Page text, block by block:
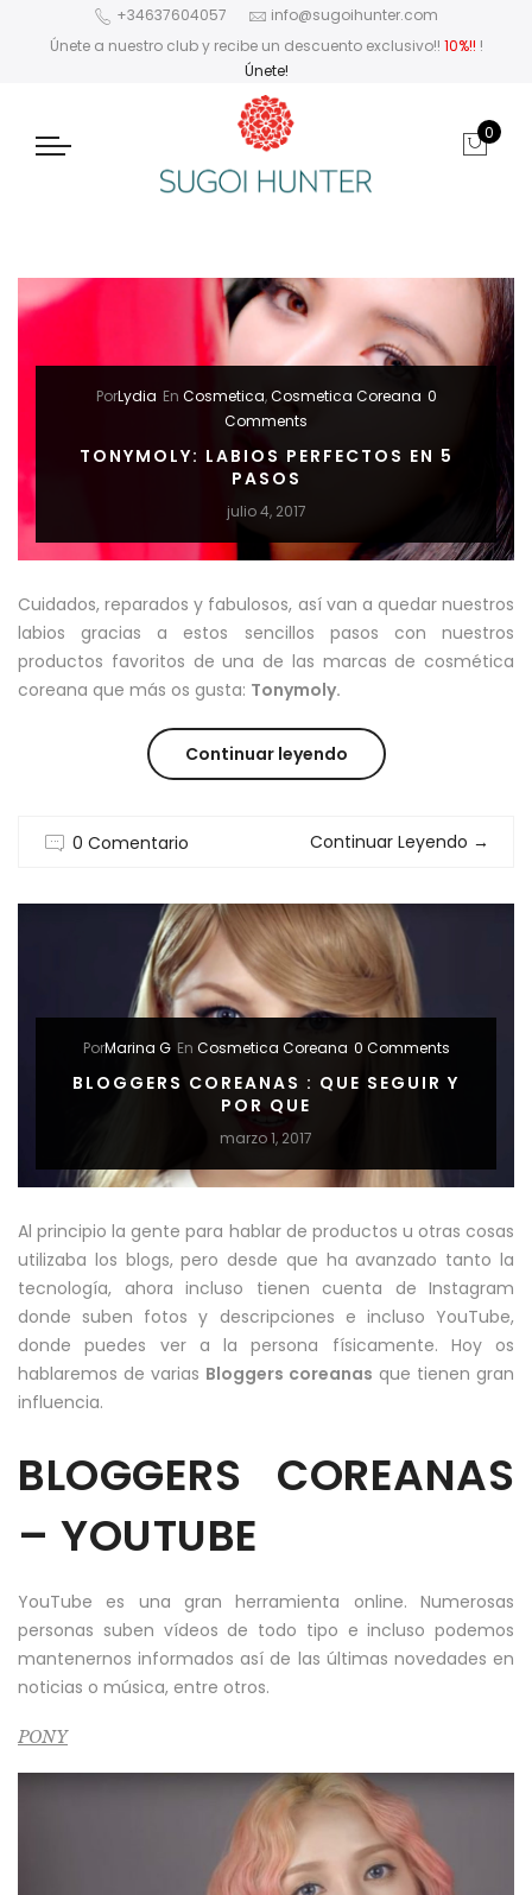
+34637604057
info@sugoihunter.com
Únete a nuestro club y recibe un descuento exclusivo!! 10%!! !
Únete!
0
PorLydia En Cosmetica,Cosmetica Coreana 0
Comments
TONYMOLY: LABIOS PERFECTOS EN 5
PASOS
julio 4, 2017
Cuidados, reparados y fabulosos, así van a quedar nuestros
labios gracias a estos sencillos pasos con nuestros
productos favoritos de una de las marcas de cosmética
coreana que más os gusta: Tonymoly.
Continuar leyendo“TONYMOLY:
PERFECTOS
5
PASOS”
0 Comentario Continuar Leyendo →
PorMarina G En Cosmetica Coreana 0 Comments
BLOGGERS COREANAS : QUE SEGUIR Y
POR QUE
marzo 1, 2017
Al principio la gente para hablar de productos u otras cosas
utilizaba los blogs, pero desde que ha avanzado tanto la
tecnología, ahora incluso tienen cuenta de Instagram
donde suben fotos y descripciones e incluso YouTube,
donde puedes ver a la persona físicamente. Hoy os
hablaremos de varias Bloggers coreanas que tienen gran
influencia.
BLOGGERS COREANAS
– YOUTUBE
YouTube es una gran herramienta online. Numerosas
personas suben vídeos de todo tipo e incluso podemos
mantenernos informados así de las últimas novedades en
noticias o música, entre otros.
PONY